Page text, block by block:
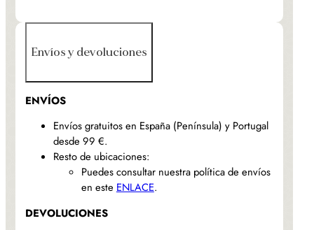
Envíos y devoluciones
ENVÍOS
Envíos gratuitos en España (Península) y Portugal
desde 99 €.
Resto de ubicaciones:
Puedes consultar nuestra política de envíos
en este ENLACE.
DEVOLUCIONES